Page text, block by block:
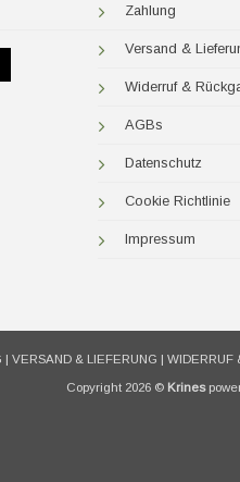
Zahlung
Versand &
Widerruf &
AGBs
Datenschutz
Cookie Richtlinie
Impressum
VERSAND & LIEFERUNG WIDERRUF
Copyright 2026 © Krines